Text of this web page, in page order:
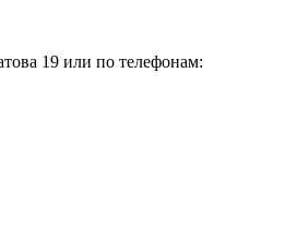
19 или по телефонам: